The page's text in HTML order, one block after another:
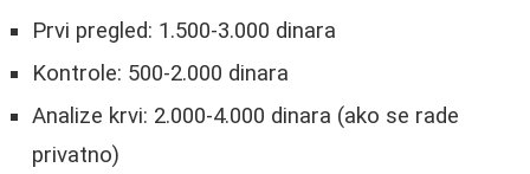
Prvi pregled: 1.500-3.000 dinara
Kontrole: 500-2.000 dinara
Analize krvi: 2.000-4.000 dinara (ako se rade
privatno)